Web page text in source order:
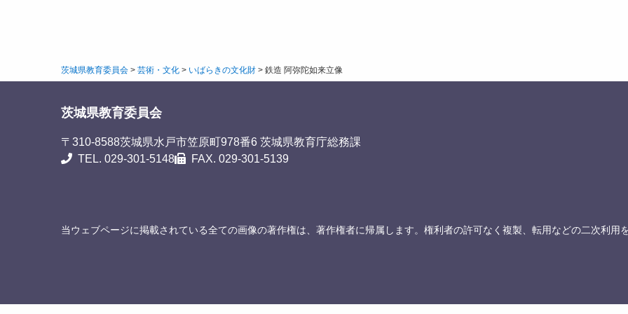
茨城県教育委員会 > 芸術・文化 > いばらきの文化財 > 鉄造 阿弥陀如来立像
茨城県教育委員会
〒310-8588茨城県水戸市笠原町978番6 茨城県教育庁総務課
TEL. 029-301-5148
FAX. 029-301-5139
当ウェブページに掲載されている全ての画像の著作権は、著作権者に帰属します。権利者の許可なく複製、転用などの二次利用